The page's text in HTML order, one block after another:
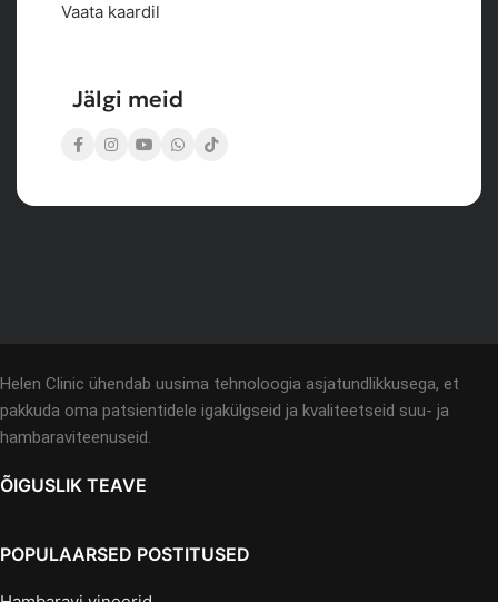
Vaata kaardil
Jälgi meid
Helen Clinic ühendab uusima tehnoloogia asjatundlikkusega, et
pakkuda oma patsientidele igakülgseid ja kvaliteetseid suu- ja
hambaraviteenuseid.
ÕIGUSLIK TEAVE
POPULAARSED POSTITUSED